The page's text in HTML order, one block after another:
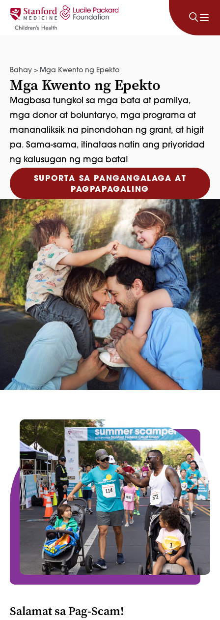
Lumaktaw sa nilalaman
Bahay > Mga Kwento ng Epekto
Mga Kwento ng Epekto
Magbasa tungkol sa mga bata at pamilya,
mga donor at boluntaryo, mga programa at
mananaliksik na pinondohan ng grant, at higit
pa. Sama-sama, itinataas natin ang priyoridad
ng kalusugan ng mga bata!
SUPORTA SA PANGANGALAGA AT
PAGPAPAGALING
Salamat sa Pag-Scam!